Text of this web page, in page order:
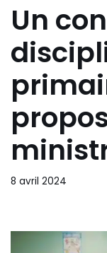
Un
8 avril 2024